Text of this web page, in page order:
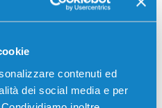
contenuti ed
dei social media e per
LexmarkMS822DE